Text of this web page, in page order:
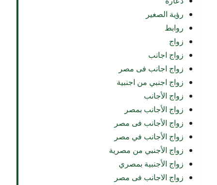
رؤية الصغير
روابط
زواج
زواج اجانب
زواج اجانب فى مصر
زواج اجنبي من اجنبية
زواج الأجانب
زواج الأجانب بمصر
زواج الأجانب فى مصر
زواج الأجانب في مصر
زواج الأجنبي من مصرية
زواج الأجنبية بمصري
زواج الاجانب فى مصر